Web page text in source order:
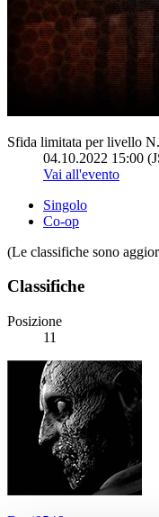
Sfida limitata per livello
04.10.2022 15:00
Vai all'evento
Singolo
Co-op
(Le classifiche sono
Classifiche
Posizione
11